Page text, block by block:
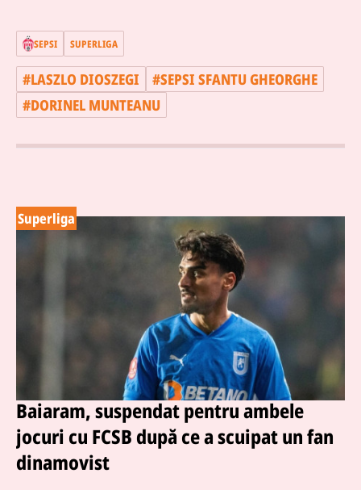
SEPSI SUPERLIGA
#LASZLO DIOSZEGI #SEPSI SFANTU GHEORGHE
#DORINEL MUNTEANU
Superliga
Baiaram, suspendat pentru ambele
jocuri cu FCSB după ce a scuipat un fan
dinamovist